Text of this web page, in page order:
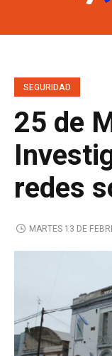
SEGURIDAD
25 de
redes
MARTES 13 DE